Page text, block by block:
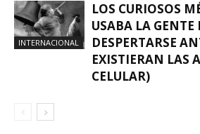
INTERNACIONAL
LOS CURIOSOS
USABA LA GENTE
DESPERTARSE
EXISTIERAN LAS
CELULAR)